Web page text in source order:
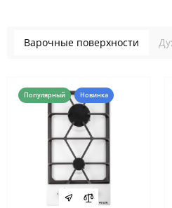
Варочные поверхности
Популярный Новинка